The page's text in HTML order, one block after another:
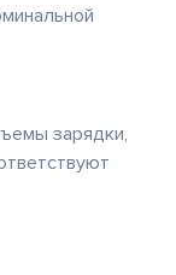
зарядки,